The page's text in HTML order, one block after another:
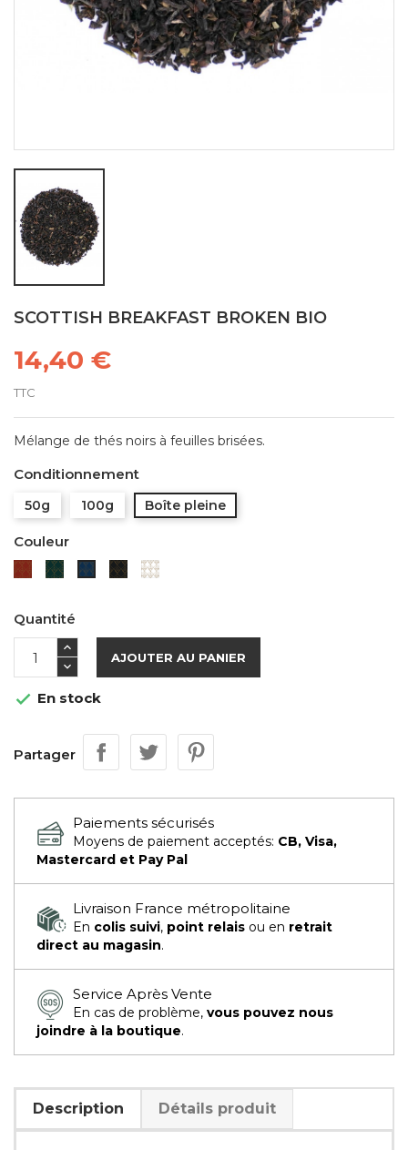
SCOTTISH BREAKFAST BROKEN BIO
14,40 €
TTC
Mélange de thés noirs à feuilles brisées.
Conditionnement
50g 100g Boîte pleine
Couleur
RougeVerte BleueNoireBlanche
Quantité
AJOUTER AU PANIER
 En stock
Partager
Paiements sécurisés
Moyens de paiement acceptés: CB, Visa,
Mastercard et Pay Pal
Livraison France métropolitaine
En colis suivi, point relais ou en retrait
direct au magasin.
Service Après Vente
En cas de problème, vous pouvez nous
joindre à la boutique.
Description Détails produit